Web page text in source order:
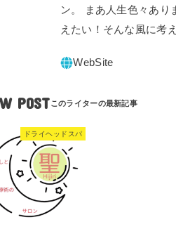
ン。 まあ人生色々あり
えたい！そんな風に考
POST
ドライヘッドスパ